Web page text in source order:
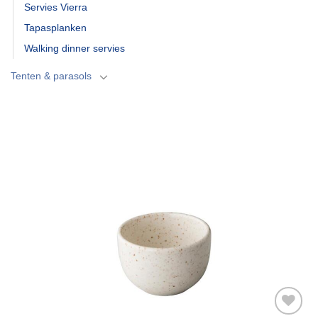
Servies Vierra
Tapasplanken
Walking dinner servies
Tenten & parasols